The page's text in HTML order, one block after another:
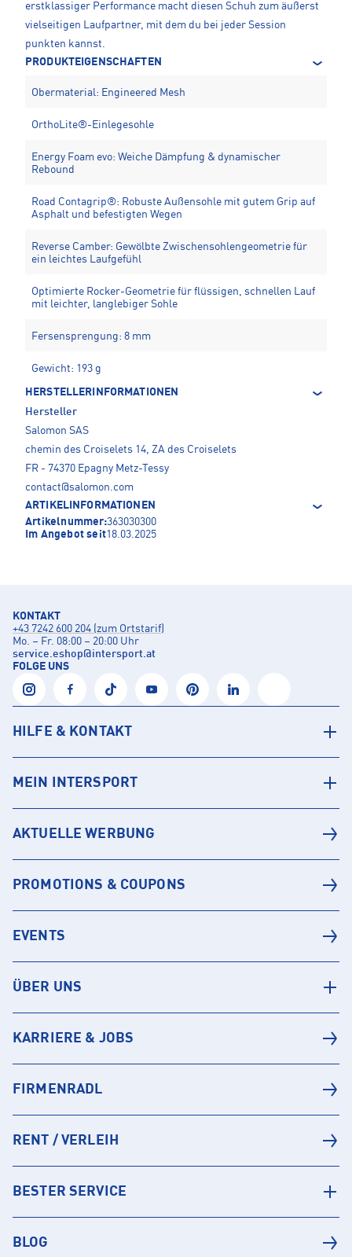
erstklassiger Performance macht diesen Schuh zum äußerst
vielseitigen Laufpartner, mit dem du bei jeder Session
punkten kannst.
PRODUKTEIGENSCHAFTEN
Obermaterial: Engineered Mesh
OrthoLite®-Einlegesohle
Energy Foam evo: Weiche Dämpfung & dynamischer
Rebound
Road Contagrip®: Robuste Außensohle mit gutem Grip auf
Asphalt und befestigten Wegen
Reverse Camber: Gewölbte Zwischensohlengeometrie für
ein leichtes Laufgefühl
Optimierte Rocker-Geometrie für flüssigen, schnellen Lauf
mit leichter, langlebiger Sohle
Fersensprengung: 8 mm
Gewicht: 193 g
HERSTELLERINFORMATIONEN
Hersteller
Salomon SAS
chemin des Croiselets 14, ZA des Croiselets
FR - 74370 Epagny Metz-Tessy
contact@salomon.com
ARTIKELINFORMATIONEN
Artikelnummer:363030300
Im Angebot seit18.03.2025
KONTAKT
+43 7242 600 204 (zum Ortstarif)
Mo. – Fr. 08:00 – 20:00 Uhr
service.eshop@intersport.at
FOLGE UNS
HILFE & KONTAKT
MEIN INTERSPORT
AKTUELLE WERBUNG
PROMOTIONS & COUPONS
EVENTS
ÜBER UNS
KARRIERE & JOBS
FIRMENRADL
RENT / VERLEIH
BESTER SERVICE
BLOG